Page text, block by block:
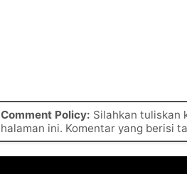
Comment Policy: Silahkan tuliskan
halaman ini. Komentar yang berisi